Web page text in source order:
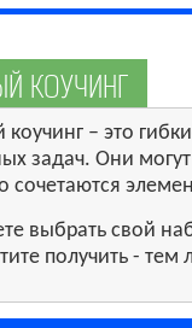
КОУЧИНГ
коучинг – это
задач. Они
сочетаются
выбрать свой
получить -